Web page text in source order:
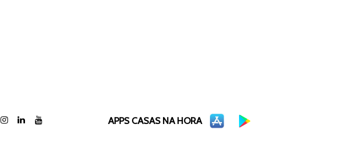
APPS CASAS NA HORA